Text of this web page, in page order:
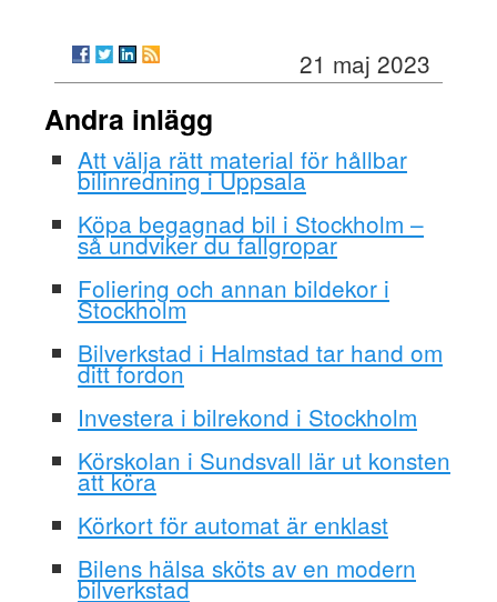
21 maj 2023
Andra inlägg
Att välja rätt material för hållbar
bilinredning i Uppsala
Köpa begagnad bil i Stockholm –
så undviker du fallgropar
Foliering och annan bildekor i
Stockholm
Bilverkstad i Halmstad tar hand om
ditt fordon
Investera i bilrekond i Stockholm
Körskolan i Sundsvall lär ut konsten
att köra
Körkort för automat är enklast
Bilens hälsa sköts av en modern
bilverkstad